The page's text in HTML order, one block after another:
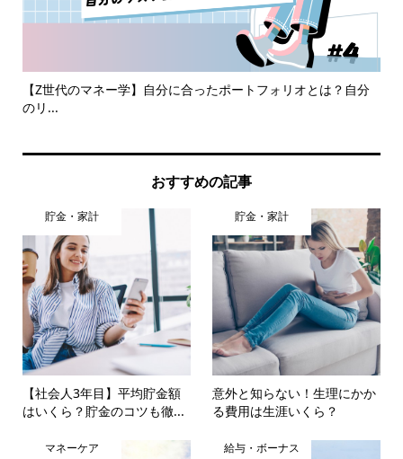
【Z世代のマネー学】自分に合ったポートフォリオとは？自分
のリ...
おすすめの記事
貯金・家計
【社会人3年目】平均貯金額
はいくら？貯金のコツも徹...
貯金・家計
意外と知らない！生理にかか
る費用は生涯いくら？
マネーケア 給与・ボーナス